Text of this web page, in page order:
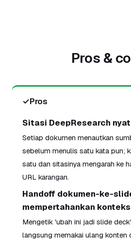
Pros &
✓Pros
Sitasi DeepResearch
Setiap dokumen menautkan
sebelum menulis satu kata pun;
satu dan sitasinya mengarah ke
URL karangan.
Handoff dokumen-ke-
mempertahankan
Mengetik 'ubah ini jadi slide
langsung memakai ulang konten